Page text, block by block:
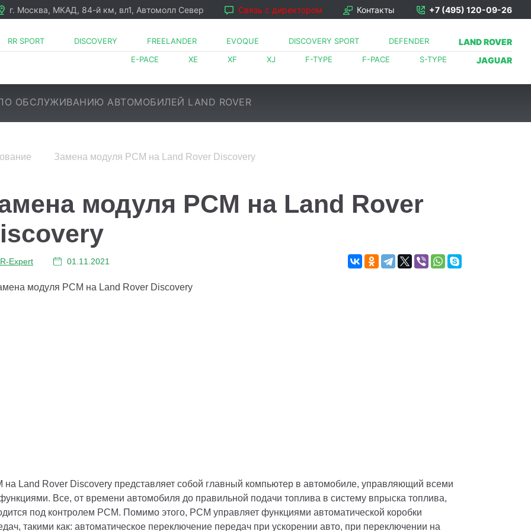
+7 (495) 120-09-26
Контакты
Связь с директором
г. Москва, МКАД, 84-й км, вл1, Автомолл Север
LAND ROVER
DEFENDER
DISCOVERY SPORT
EVOQUE
FREELANDER
DISCOVERY
RR SPORT
JAGUAR
S-TYPE
F-PACE
F-TYPE
XJ
XF
XE
E-PACE
ОБСЛУЖИВАНИЮ АВТОМОБИЛЕЙ LAND ROVER
Замена модуля PCM на Land Rover Discovery
LR⁠-⁠Expert 01.11.2021
на Land Rover Discovery представляет собой главный компьютер в автомобиле, управляющий всеми
Все, от времени автомобиля до правильной подачи топлива в систему впрыска топлива,
под контролем PCM. Помимо этого, PCM управляет функциями автоматической коробки
такими как: автоматическое переключение передач при ускорении авто, при переключении на